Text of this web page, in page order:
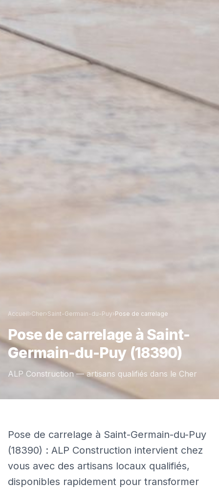
Accueil›Cher›Saint-Germain-du-Puy›Pose de carrelage
Pose de carrelage à Saint-
Germain-du-Puy (18390)
ALP Construction — artisans qualifiés dans le Cher
Pose de carrelage à Saint-Germain-du-Puy
(18390) : ALP Construction intervient chez
vous avec des artisans locaux qualifiés,
disponibles rapidement pour transformer